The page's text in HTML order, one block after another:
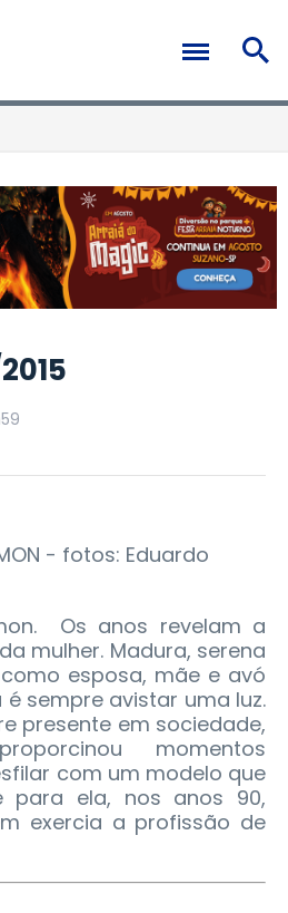
- fotos: Eduardo
Os anos revelam a
mulher. Madura, serena
esposa, mãe e avó
sempre avistar uma luz.
presente em sociedade,
momentos
com um modelo que
para ela, nos anos 90,
exercia a profissão de